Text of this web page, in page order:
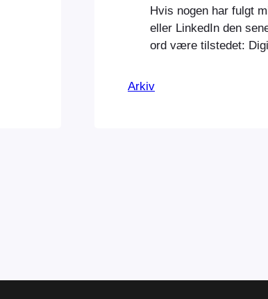
Hvis nogen har fulgt
eller LinkedIn den
ord være tilstedet:
Arkiv